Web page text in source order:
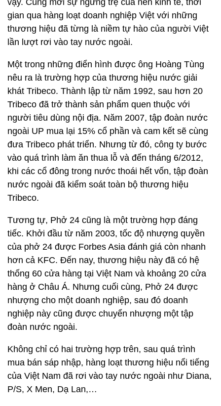
vậy. Cùng mới sự ngưng trệ của nền kinh tế, thời
gian qua hàng loạt doanh nghiệp Việt với những
thương hiệu đã từng là niềm tự hào của người Việt
lần lượt rơi vào tay nước ngoài.
Một trong những điển hình được ông Hoàng Tùng
nêu ra là trường hợp của thương hiệu nước giải
khát Tribeco. Thành lập từ năm 1992, sau hơn 20
Tribeco đã trở thành sản phẩm quen thuộc với
người tiêu dùng nội địa. Năm 2007, tập đoàn nước
ngoài UP mua lại 15% cổ phần và cam kết sẽ cùng
đưa Tribeco phát triển. Nhưng từ đó, công ty bước
vào quá trình làm ăn thua lỗ và đến tháng 6/2012,
khi các cổ đông trong nước thoái hết vốn, tập đoàn
nước ngoài đã kiểm soát toàn bộ thương hiệu
Tribeco.
Tương tự, Phở 24 cũng là một trường hợp đáng
tiếc. Khởi đầu từ năm 2003, tốc độ nhượng quyền
của phở 24 được Forbes Asia đánh giá còn nhanh
hơn cả KFC. Đến nay, thương hiệu này đã có hệ
thống 60 cửa hàng tại Việt Nam và khoảng 20 cửa
hàng ở Châu Á. Nhưng cuối cùng, Phở 24 được
nhượng cho một doanh nghiệp, sau đó doanh
nghiệp này cũng được chuyển nhượng một tập
đoàn nước ngoài.
Không chỉ có hai trường hợp trên, sau quá trình
mua bán sáp nhập, hàng loạt thương hiệu nổi tiếng
của Việt Nam đã rơi vào tay nước ngoài như Diana,
P/S, X Men, Dạ Lan,…